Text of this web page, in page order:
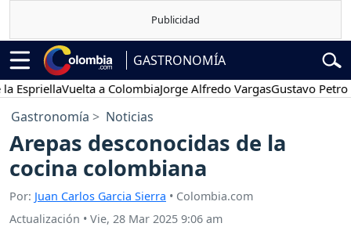
GASTRONOMÍA
Vuelta a ColombiaJorge Alfredo VargasGustavo Petro
Gastronomía Noticias
Arepas desconocidas de la
cocina colombiana
Por: Juan Carlos Garcia Sierra • Colombia.com
Actualización • Vie, 28 Mar 2025 9:06 am